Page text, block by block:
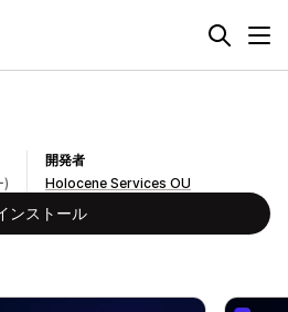
)
開発者
Holocene Services OU
ンストール